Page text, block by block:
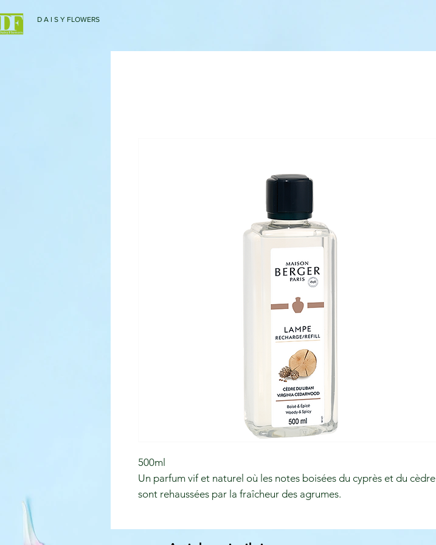
D A I S Y FLOWERS
500ml
Un parfum vif et naturel où les notes boisées du cyprès et du cèdre
sont rehaussées par la fraîcheur des agrumes.